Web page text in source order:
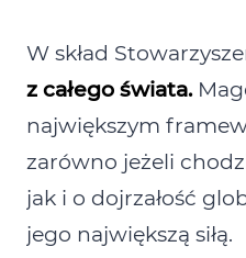
W skład
z całego świata.
największym
zarówno jeżeli
jak i o dojrzałość
jego największą siłą.